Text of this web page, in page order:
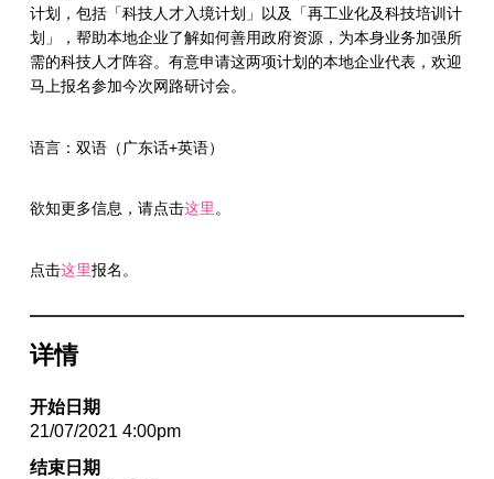
计划，包括「科技人才入境计划」以及「再工业化及科技培训计
划」，帮助本地企业了解如何善用政府资源，为本身业务加强所
需的科技人才阵容。有意申请这两项计划的本地企业代表，欢迎
马上报名参加今次网路研讨会。
语言：双语（广东话+英语）
欲知更多信息，请点击这里。
点击这里报名。
详情
开始日期
21/07/2021 4:00pm
结束日期